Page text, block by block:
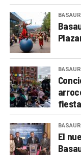
BASAURI
BASAURI
BASAURI
El